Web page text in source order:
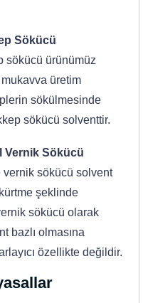
Sökücü
sökücü ürünümüz
üretim
sökülmesinde
sökücü solventtir.
Vernik Sökücü
sökücü solvent
şeklinde
sökücü olarak
bazlı olmasına
özellikte değildir.